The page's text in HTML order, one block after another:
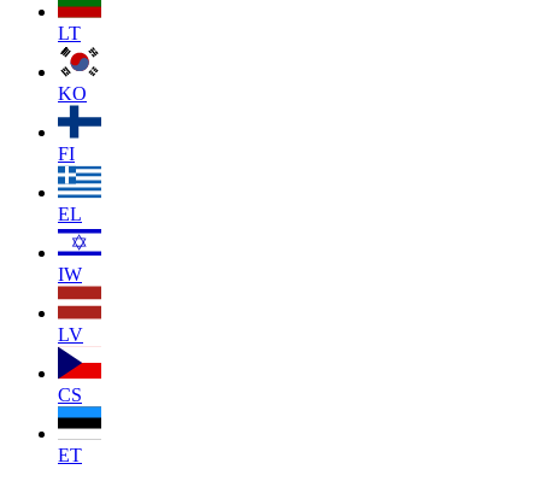
LT
KO
FI
EL
IW
LV
CS
ET